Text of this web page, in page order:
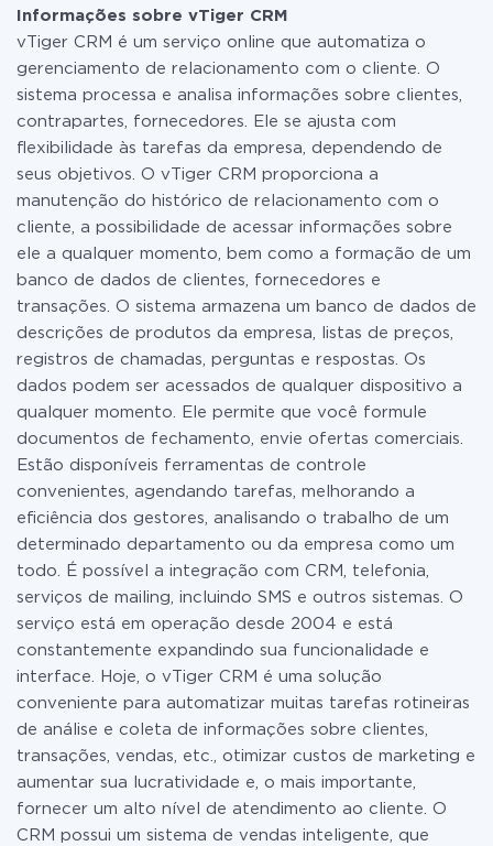
ou mudar para um de pago, se necessário. Mais
detalhes sobre tarifas.
Informações sobre vTiger CRM
vTiger CRM é um serviço online que automatiza o
gerenciamento de relacionamento com o cliente. O
sistema processa e analisa informações sobre clientes,
contrapartes, fornecedores. Ele se ajusta com
flexibilidade às tarefas da empresa, dependendo de
seus objetivos. O vTiger CRM proporciona a
manutenção do histórico de relacionamento com o
cliente, a possibilidade de acessar informações sobre
ele a qualquer momento, bem como a formação de um
banco de dados de clientes, fornecedores e
transações. O sistema armazena um banco de dados de
descrições de produtos da empresa, listas de preços,
registros de chamadas, perguntas e respostas. Os
dados podem ser acessados de qualquer dispositivo a
qualquer momento. Ele permite que você formule
documentos de fechamento, envie ofertas comerciais.
Estão disponíveis ferramentas de controle
convenientes, agendando tarefas, melhorando a
eficiência dos gestores, analisando o trabalho de um
determinado departamento ou da empresa como um
todo. É possível a integração com CRM, telefonia,
serviços de mailing, incluindo SMS e outros sistemas. O
serviço está em operação desde 2004 e está
constantemente expandindo sua funcionalidade e
interface. Hoje, o vTiger CRM é uma solução
conveniente para automatizar muitas tarefas rotineiras
de análise e coleta de informações sobre clientes,
transações, vendas, etc., otimizar custos de marketing e
aumentar sua lucratividade e, o mais importante,
fornecer um alto nível de atendimento ao cliente. O
CRM possui um sistema de vendas inteligente, que